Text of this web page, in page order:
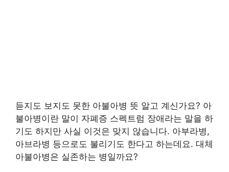
듣지도 보지도 못한 아불아병 뜻 알고 계신가요? 아
불아병이란 말이 자폐증 스펙트럼 장애라는 말을 하
기도 하지만 사실 이것은 맞지 않습니다. 아부라병,
아브라병 등으로도 불리기도 한다고 하는데요. 대체
아불아병은 실존하는 병일까요?